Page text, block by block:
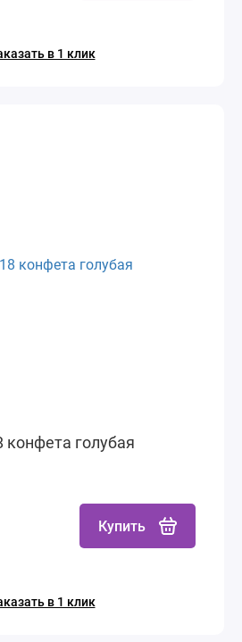
в 1 клик
голубая
Купить
в 1 клик